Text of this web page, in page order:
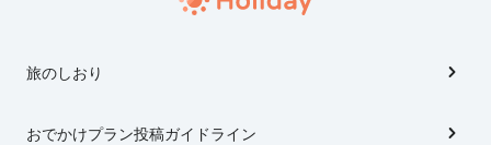
旅のしおり
おでかけプラン投稿ガイドライン